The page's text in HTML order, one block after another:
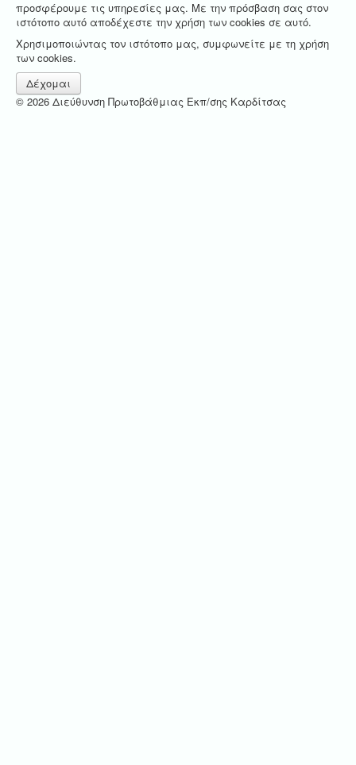
προσφέρουμε τις υπηρεσίες μας. Με την πρόσβαση σας στον
ιστότοπο αυτό αποδέχεστε την χρήση των cookies σε αυτό.
Χρησιμοποιώντας τον ιστότοπο μας, συμφωνείτε με τη χρήση
των cookies.
Δέχομαι
© 2026 Διεύθυνση Πρωτοβάθμιας Εκπ/σης Καρδίτσας